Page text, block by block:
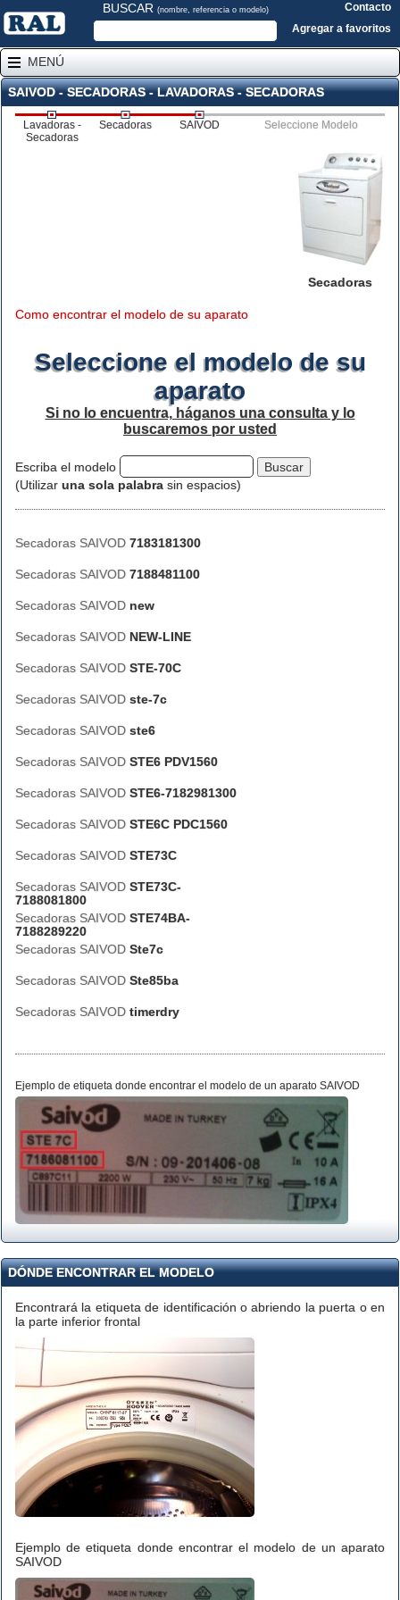
BUSCAR (nombre, referencia o modelo)
Contacto
Agregar a favoritos
MENÚ
SAIVOD - SECADORAS - LAVADORAS - SECADORAS
Lavadoras -
Secadoras
Secadoras SAIVOD Seleccione Modelo
Secadoras
Como encontrar el modelo de su aparato
Seleccione el modelo de su
aparato
Si no lo encuentra, háganos una consulta y lo
buscaremos por usted
Escriba el modelo
(Utilizar una sola palabra sin espacios)
Secadoras SAIVOD 7183181300
Secadoras SAIVOD 7188481100
Secadoras SAIVOD new
Secadoras SAIVOD NEW-LINE
Secadoras SAIVOD STE-70C
Secadoras SAIVOD ste-7c
Secadoras SAIVOD ste6
Secadoras SAIVOD STE6 PDV1560
Secadoras SAIVOD STE6-7182981300
Secadoras SAIVOD STE6C PDC1560
Secadoras SAIVOD STE73C
Secadoras SAIVOD STE73C-
7188081800
Secadoras SAIVOD STE74BA-
7188289220
Secadoras SAIVOD Ste7c
Secadoras SAIVOD Ste85ba
Secadoras SAIVOD timerdry
Ejemplo de etiqueta donde encontrar el modelo de un aparato SAIVOD
DÓNDE ENCONTRAR EL MODELO
Encontrará la etiqueta de identificación o abriendo la puerta o en
la parte inferior frontal
Ejemplo de etiqueta donde encontrar el modelo de un aparato
SAIVOD